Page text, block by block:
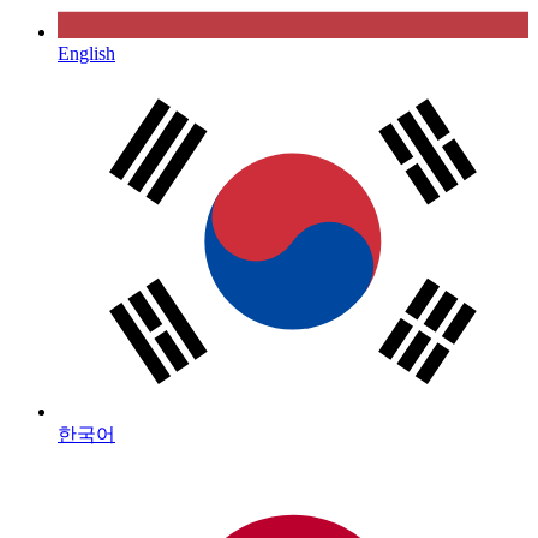
English
한국어